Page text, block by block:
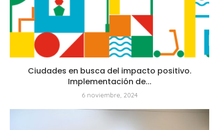
Ciudades en busca del impacto positivo.
Implementación de...
6 noviembre, 2024